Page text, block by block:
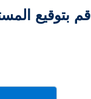
قم بتوقيع